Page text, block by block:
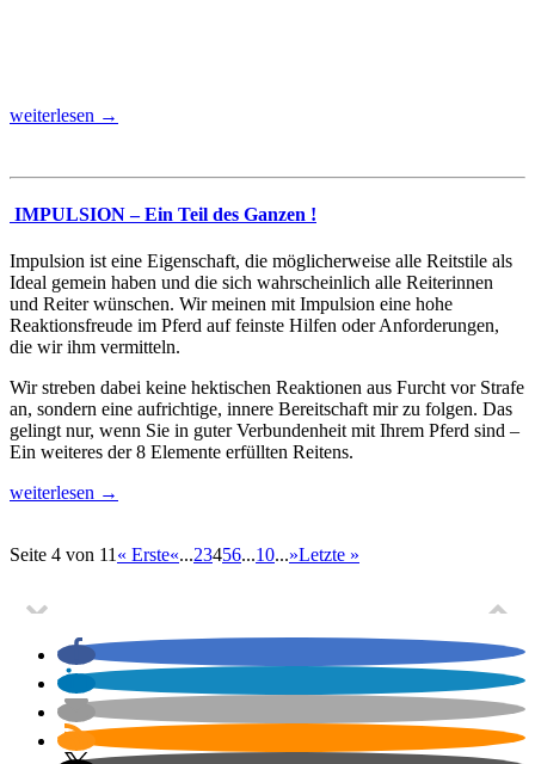
weiterlesen →
IMPULSION – Ein Teil des Ganzen !
Impulsion ist eine Eigenschaft, die möglicherweise alle Reitstile als
Ideal gemein haben und die sich wahrscheinlich alle Reiterinnen
und Reiter wünschen. Wir meinen mit Impulsion eine hohe
Reaktionsfreude im Pferd auf feinste Hilfen oder Anforderungen,
die wir ihm vermitteln.
Wir streben dabei keine hektischen Reaktionen aus Furcht vor Strafe
an, sondern eine aufrichtige, innere Bereitschaft mir zu folgen. Das
gelingt nur, wenn Sie in guter Verbundenheit mit Ihrem Pferd sind –
Ein weiteres der 8 Elemente erfüllten Reitens.
weiterlesen →
Seite 4 von 11« Erste«...23456...10...»Letzte »